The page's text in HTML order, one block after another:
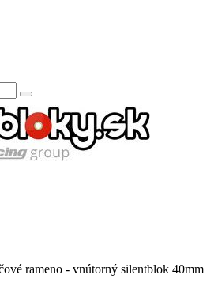
rameno - vnútorný silentblok 40mm